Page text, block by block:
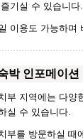
기실 수 있습니다.
이용도 가능하며
박 인포메이션
부 지역에는 다양
실 수 있습니다.
부를 방문하실 때